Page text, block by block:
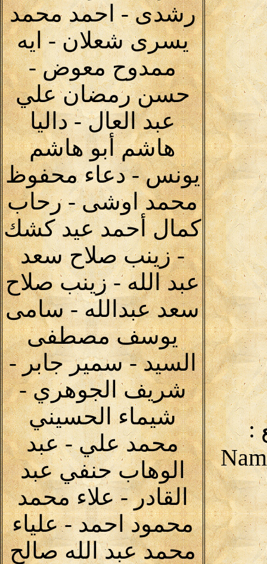
:
رشدى - احمد محمد
يسرى شعلان - ايه
ممدوح معوض -
حسن رمضان علي
عبد العال - داليا
هاشم أبو هاشم
يونس - دعاء محفوظ
محمد اوشى - رحاب
كمال أحمد عيد كشك
- زينب صلاح سعد
عبد الله - زينب صلاح
سعد عبدالله - سامى
يوسف مصطفى
السيد - سمير جابر -
شريف الجوهري -
شيماء الحسيني
محمد علي - عبد
الوهاب حنفي عبد
القادر - علاء محمد
محمود احمد - علياء
محمد عبد الله صالح